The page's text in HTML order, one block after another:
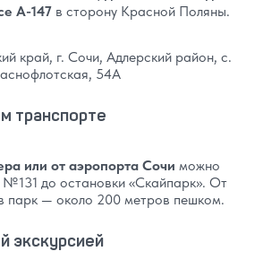
А-147 в сторону Красной Поляны.
край, г. Сочи, Адлерский район, с.
54А
транспорте
или от аэропорта Сочи можно
№131 до остановки «Скайпарк». От
парк — около 200 метров пешком.
экскурсией